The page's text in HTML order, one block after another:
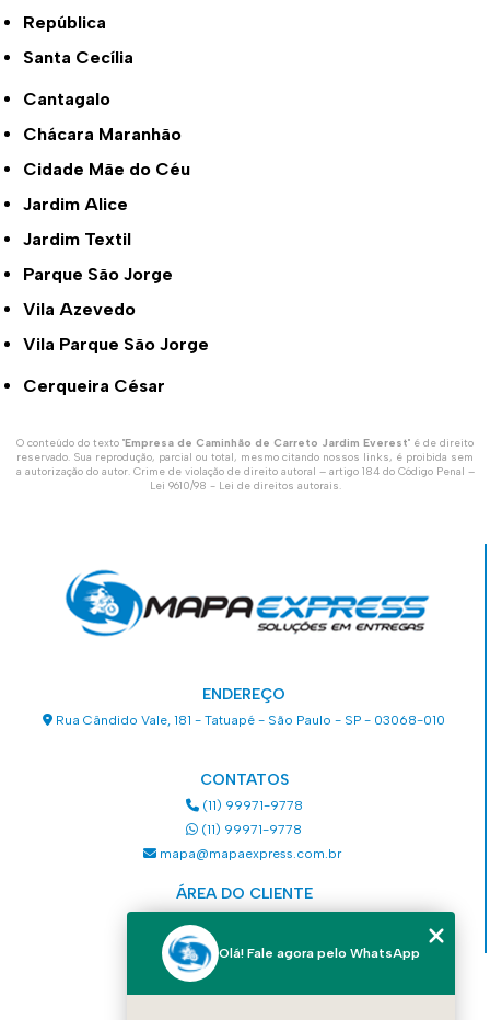
República
Santa Cecília
Cantagalo
Chácara Maranhão
Cidade Mãe do Céu
Jardim Alice
Jardim Textil
Parque São Jorge
Vila Azevedo
Vila Parque São Jorge
Cerqueira César
O conteúdo do texto "Empresa de Caminhão de Carreto Jardim Everest" é de direito
reservado. Sua reprodução, parcial ou total, mesmo citando nossos links, é proibida sem
a autorização do autor. Crime de violação de direito autoral – artigo 184 do Código Penal –
Lei 9610/98 - Lei de direitos autorais.
ENDEREÇO
Rua Cândido Vale, 181 - Tatuapé - São Paulo - SP - 03068-010
CONTATOS
(11) 99971-9778
(11) 99971-9778
mapa@mapaexpress.com.br
ÁREA DO CLIENTE
Olá! Fale agora pelo WhatsApp